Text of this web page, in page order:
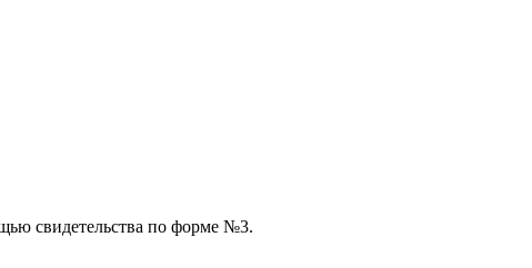
свидетельства по форме №3.